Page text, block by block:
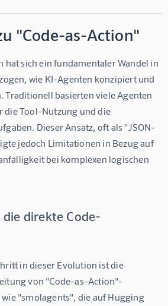
"Code-as-Action"
hat sich ein fundamentaler Wandel in
wie KI-Agenten konzipiert und
Traditionell basierten viele Agenten
die Tool-Nutzung und die
Dieser Ansatz, oft als "JSON-
jedoch Limitationen in Bezug auf
bei komplexen logischen
direkte Code-
in dieser Evolution ist die
von "Code-as-Action"-
"smolagents", die auf Hugging